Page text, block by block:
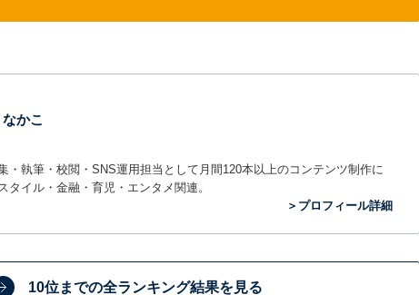
なかこ
・執筆・校閲・SNS運用担当として月間120本以上のコンテンツ制作に
イル・金融・育児・エンタメ関連。
＞プロフィール詳細
10位までの全ランキング結果を見る